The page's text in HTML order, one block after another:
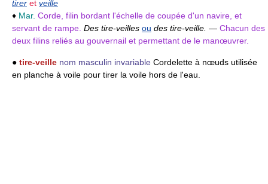
tirer et veille
♦ Mar. Corde, filin bordant l'échelle de coupée d'un navire, et
servant de rampe. Des tire-veilles ou des tire-veille. — Chacun des
deux filins reliés au gouvernail et permettant de le manœuvrer.
● tire-veille nom masculin invariable Cordelette à nœuds utilisée
en planche à voile pour tirer la voile hors de l'eau.